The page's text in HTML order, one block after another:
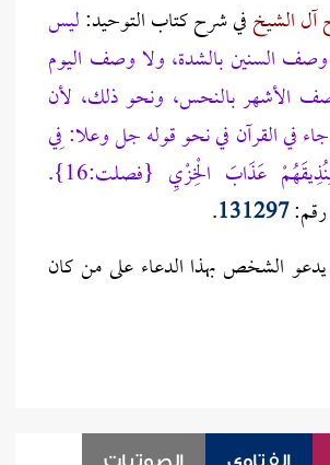
الشيخفي شرح كتاب التوحيد:ليس
السنين بالشدة، ولا وصف اليوم
الأشهر بالنحس، ونحو ذلك، لأن
في القرآن في نحو قوله جل وعلا: فِي
عَذَابَ الْخِزْيِ {فصلت:16}.
رقم:131297
.
الشخص بهذا الدعاء على من كان